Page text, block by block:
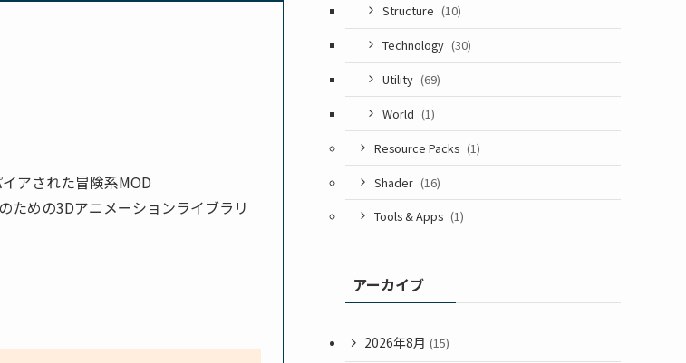
アされた冒険系MOD
ための3Dアニメーションライブラリ
Structure (10)
Technology (30)
Utility (69)
World (1)
Resource Packs (1)
Shader (16)
Tools & Apps (1)
アーカイブ
2026年8月 (15)